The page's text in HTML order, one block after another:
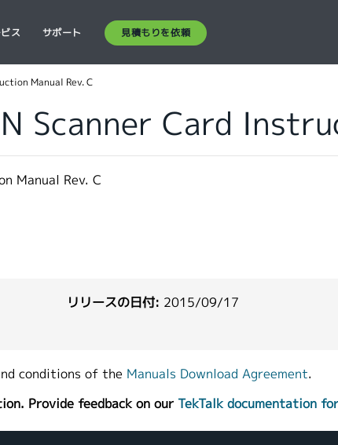
ス サポート 見積もりを依頼
Manual Rev. C
Scanner Card
Manual Rev. C
リリースの日付: 2015/09/17
conditions of the Manuals Download Agreement.
Provide feedback on our TekTalk documentation